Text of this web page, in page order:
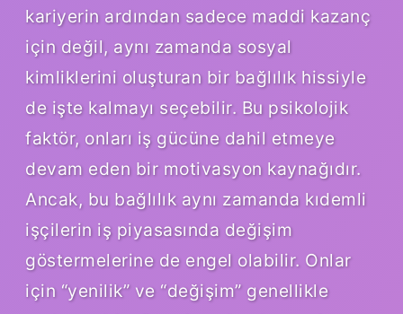
kariyerin ardından sadece maddi kazanç
için değil, aynı zamanda sosyal
kimliklerini oluşturan bir bağlılık hissiyle
de işte kalmayı seçebilir. Bu psikolojik
faktör, onları iş gücüne dahil etmeye
devam eden bir motivasyon kaynağıdır.
Ancak, bu bağlılık aynı zamanda kıdemli
işçilerin iş piyasasında değişim
göstermelerine de engel olabilir. Onlar
için “yenilik” ve “değişim” genellikle